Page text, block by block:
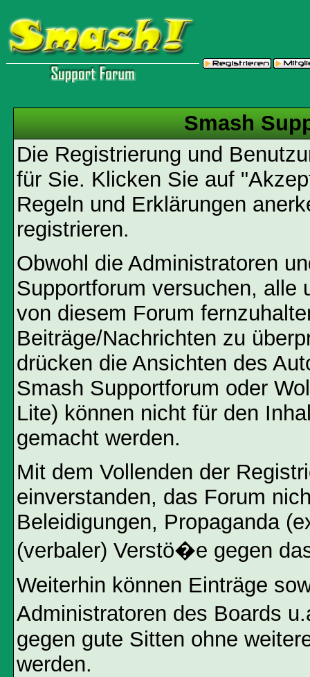
Smash
Die Registrierung und
für Sie. Klicken Sie auf
Regeln und Erklärungen
registrieren.
Obwohl die Administratoren
Supportforum versuchen, alle
von diesem Forum
Beiträge/Nachrichten zu
drücken die Ansichten des
Smash Supportforum oder
Lite) können nicht für den
gemacht werden.
Mit dem Vollenden der
einverstanden, das Forum
Beleidigungen, Propaganda
(verbaler) Verstö�e gegen
Weiterhin können Einträge
Administratoren des Boards
gegen gute Sitten ohne
werden.